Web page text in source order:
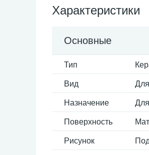
Характеристики
Основные
Тип
Вид
Назначение
Поверхность
Рисунок